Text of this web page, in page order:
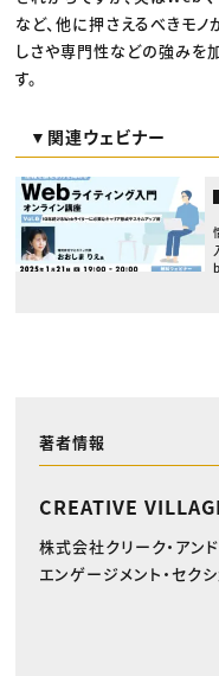
など、他に押さえるべきモノ
しさや専門性などの強みを
す。
▼関連ウェビナー
著者情報
CREATIVE
株式会社クリーク・アン
エンゲージメント・セクシ